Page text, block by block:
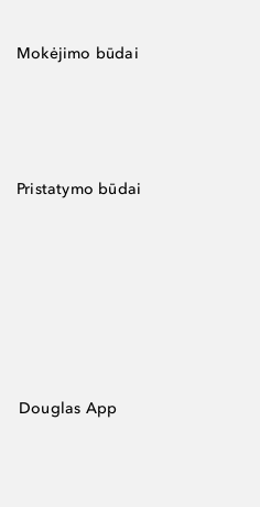
Mokėjimo būdai
Pristatymo būdai
Douglas App